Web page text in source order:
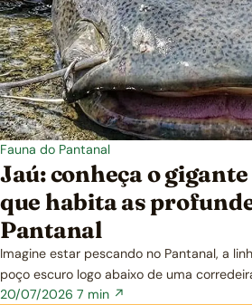
Fauna do Pantanal
Jaú: conheça o
que habita as
Pantanal
Imagine estar pescando no Pantanal, a
poço escuro logo abaixo de uma
20/07/2026 7 min ↗